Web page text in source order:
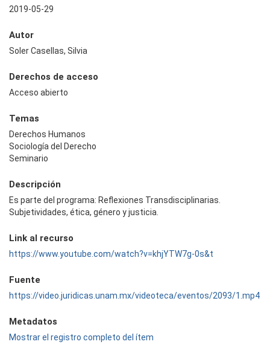
2019-05-29
Autor
Soler Casellas, Silvia
Derechos de acceso
Acceso abierto
Temas
Derechos Humanos
Sociología del Derecho
Seminario
Descripción
Es parte del programa: Reflexiones Transdisciplinarias.
Subjetividades, ética, género y justicia.
Link al recurso
https://www.youtube.com/watch?v=khjYTW7g-0s&t
Fuente
https://video.juridicas.unam.mx/videoteca/eventos/2093/1.mp4
Metadatos
Mostrar el registro completo del ítem